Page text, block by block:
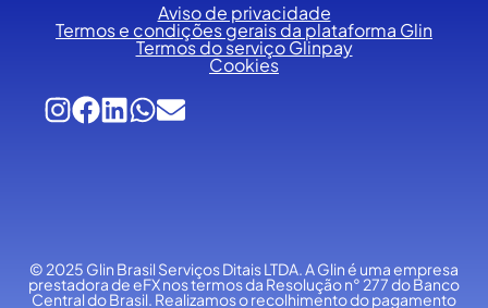
Aviso de privacidade
Termos e condições gerais da plataforma Glin
Termos do serviço Glinpay
Cookies
© 2025 Glin Brasil Serviços Ditais LTDA.A Glin é uma empresa
prestadora de eFX nos termos da Resolução n° 277 do Banco
Central do Brasil. Realizamos o recolhimento do pagamento